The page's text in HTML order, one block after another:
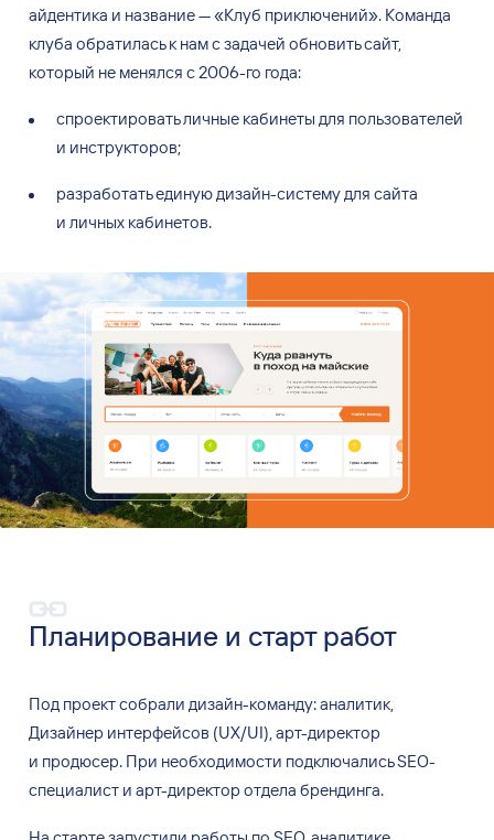
айдентика и название — «Клуб приключений». Команда
клуба обратилась к намсзадачей обновить сайт,
который не менялся с2006-го года:
спроектировать личные кабинеты для пользователей
и инструкторов;
разработать единую дизайн-систему для сайта
и личных кабинетов.
Планирование и старт работ
Под проект собрали дизайн-команду: аналитик,
Дизайнер интерфейсов (UX/UI), арт-директор
и продюсер. При необходимости подключались SEO-
специалист и арт-директор отдела брендинга.